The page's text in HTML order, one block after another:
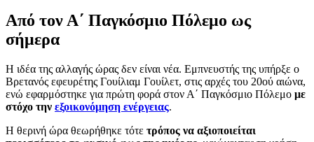
Από τον Α΄ Παγκόσμιο Πόλεμο ως
σήμερα
Η ιδέα της αλλαγής ώρας δεν είναι νέα. Εμπνευστής της υπήρξε ο
Βρετανός εφευρέτης Γουίλιαμ Γουίλετ, στις αρχές του 20ού αιώνα,
ενώ εφαρμόστηκε για πρώτη φορά στον Α΄ Παγκόσμιο Πόλεμο με
στόχο την εξοικονόμηση ενέργειας.
Η θερινή ώρα θεωρήθηκε τότε τρόπος να αξιοποιείται